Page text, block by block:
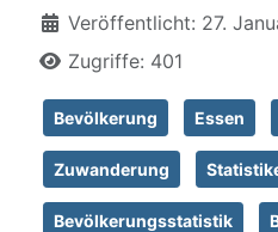
Veröffentlicht: 27.
Zugriffe: 401
Bevölkerung Essen
Zuwanderung
Bevölkerungsstatistik